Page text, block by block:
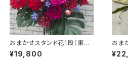
おまかせスタンド花1段（東京
23区送料無料） #3102
¥19,800
おま
（東